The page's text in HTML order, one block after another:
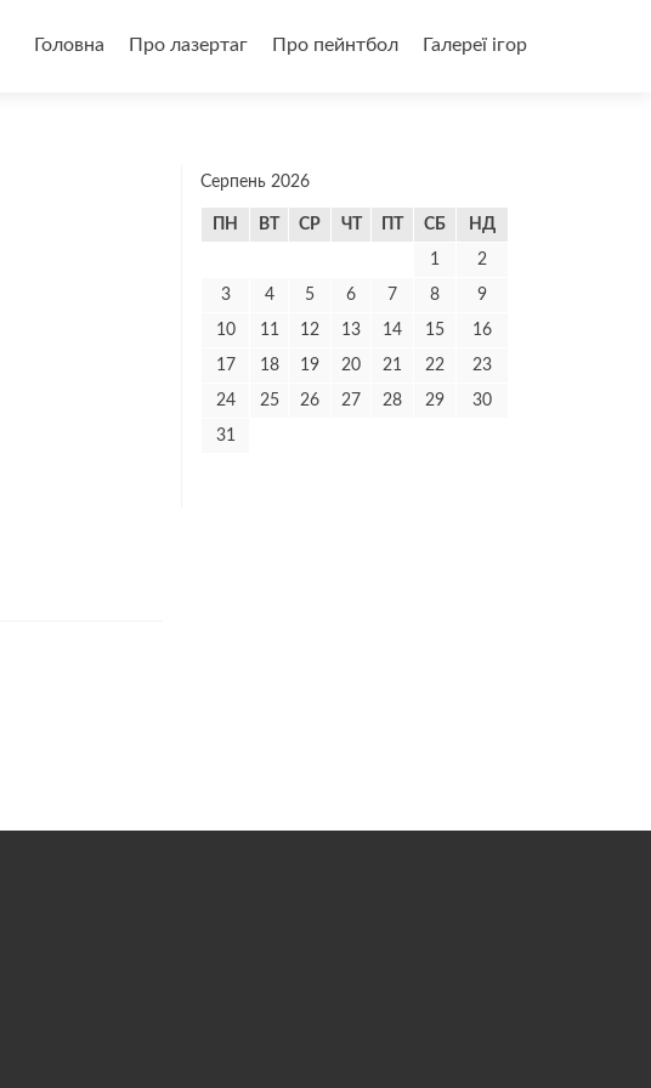
до
Головна Про лазертаг Про пейнтбол Галереї ігор
Серпень 2026
ПН ВТ СР ЧТ СБ НД
1 2
3 4 5 6 7 8 9
10 11 12 13 14 15 16
17 18 19 20 21 22 23
24 25 26 27 28 29 30
31